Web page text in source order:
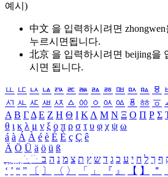
예시)
中文 을 입력하시려면 zhongwen
누르시면됩니다.
北京 을 입력하시려면 beijing을
시면 됩니다.
ㅥ ㅦ ㅧ ㅨ ㅩ ㅪ ㅫ ㅬ ㅭ ㅮ ㅯ ㅰ ㅱ
ㅺ ㅻ ㅼ ㅽ ㅾ ㅿ ㆀ ㆁ ㆂ ㆃ ㆄ ㆅ ㆆ
Α Β ΓΔ Ε Ζ Η Θ Ι ΚΛ Μ Ν Ξ Ο Π Ρ Σ
θ ι κ λ μ ν ξ ο π ρ σ τ υ φ χ ψ ω
á à Á À é è É È ç Ç ê
Ä Ö Ü ä ö ü ß
ִֶֹ ֻּ ׁׂ ף ך ל ח י ע כ ג ד ש ץ ת צ מ נ ה ב
‘ ’ “ ” 〔 〕 〈 〉 「 」 『 』 【 】 ＂